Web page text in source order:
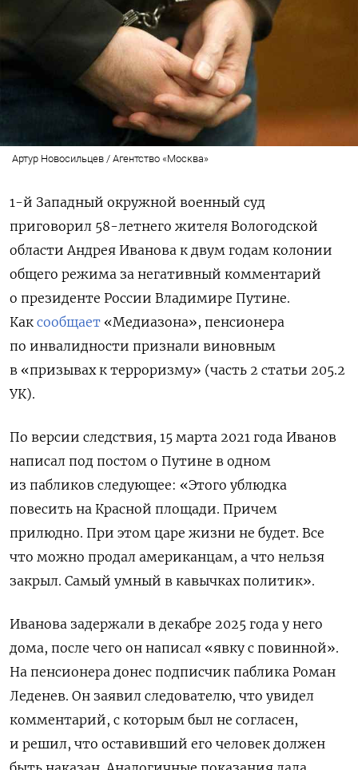
Артур Новосильцев / Агентство «Москва»
1-й Западный окружной военный суд
приговорил 58-летнего жителя Вологодской
области Андрея Иванова к двум годам колонии
общего режима за негативный комментарий
о президенте России Владимире Путине.
Как сообщает «Медиазона», пенсионера
по инвалидности признали виновным
в «призывах к терроризму» (часть 2 статьи 205.2
УК).
По версии следствия, 15 марта 2021 года Иванов
написал под постом о Путине в одном
из пабликов следующее: «Этого ублюдка
повесить на Красной площади. Причем
прилюдно. При этом царе жизни не будет. Все
что можно продал американцам, а что нельзя
закрыл. Самый умный в кавычках политик».
Иванова задержали в декабре 2025 года у него
дома, после чего он написал «явку с повинной».
На пенсионера донес подписчик паблика Роман
Леденев. Он заявил следователю, что увидел
комментарий, с которым был не согласен,
и решил, что оставивший его человек должен